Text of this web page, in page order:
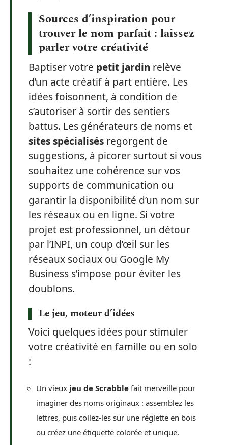
Sources d’inspiration pour
trouver le nom parfait : laissez
parler votre créativité
Baptiser votre petit jardin relève
d’un acte créatif à part entière. Les
idées foisonnent, à condition de
s’autoriser à sortir des sentiers
battus. Les générateurs de noms et
sites spécialisés regorgent de
suggestions, à picorer surtout si vous
souhaitez une cohérence sur vos
supports de communication ou
garantir la disponibilité d’un nom sur
les réseaux ou en ligne. Si votre
projet est professionnel, un détour
par l’INPI, un coup d’œil sur les
réseaux sociaux ou Google My
Business s’impose pour éviter les
doublons.
Le jeu, moteur d’idées
Voici quelques idées pour stimuler
votre créativité en famille ou en solo
:
Un vieux jeu de Scrabble fait merveille pour
imaginer des noms originaux : assemblez les
lettres, puis collez-les sur une réglette en bois
ou créez une étiquette colorée et unique.